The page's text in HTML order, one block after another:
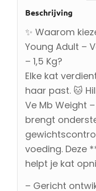
Beschrijving
✨ Waarom
Young Adult –
– 1,5 Kg?
Elke kat
haar past. 🐱
Ve Mb Weight
brengt
voeding. Deze
helpt je kat
– Gericht